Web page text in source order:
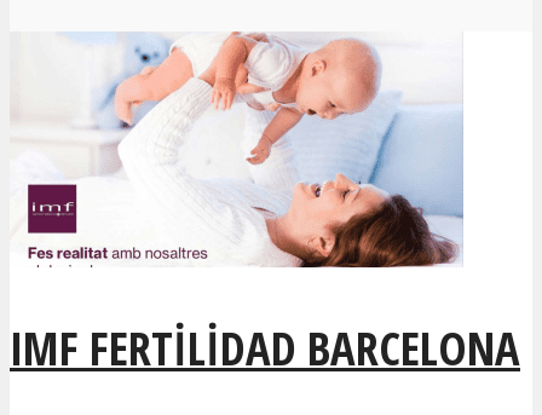
IMF FERTILIDAD BARCELONA